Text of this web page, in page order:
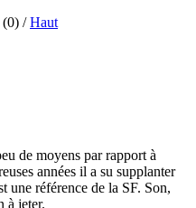
(0) /Haut
de moyens par rapport à
années il a su supplanter
une référence de la SF. Son,
à jeter.